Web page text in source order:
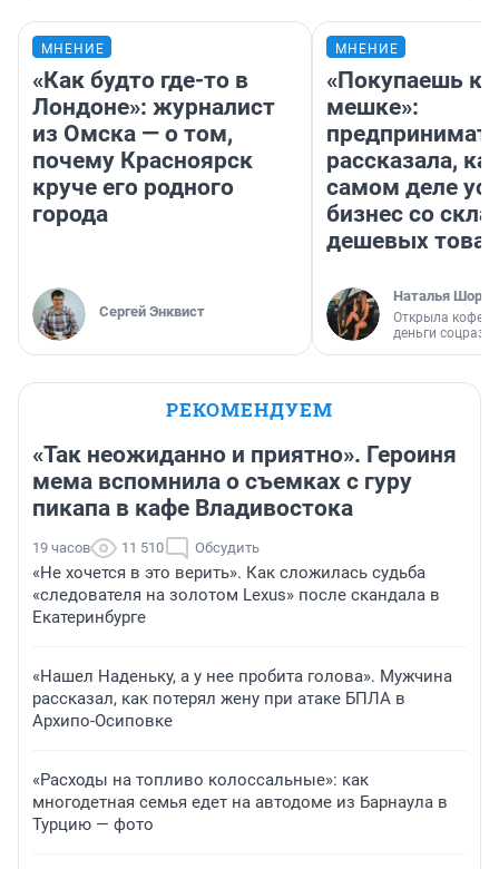
МНЕНИЕ
«Как будто где-то в
Лондоне»: журналист
из Омска — о том,
почему Красноярск
круче его родного
города
Сергей Энквист
МНЕНИЕ
«Покупаешь
мешке»:
рассказала,
самом деле
бизнес со
дешевых
Наталья
Открыла
деньги
РЕКОМЕНДУЕМ
«Так неожиданно и приятно». Героиня
мема вспомнила о съемках с гуру
пикапа в кафе Владивостока
19 часов 11 510 Обсудить
«Не хочется в это верить». Как сложилась судьба
«следователя на золотом Lexus» после скандала в
Екатеринбурге
«Нашел Наденьку, а у нее пробита голова». Мужчина
рассказал, как потерял жену при атаке БПЛА в
Архипо-Осиповке
«Расходы на топливо колоссальные»: как
многодетная семья едет на автодоме из Барнаула в
Турцию — фото